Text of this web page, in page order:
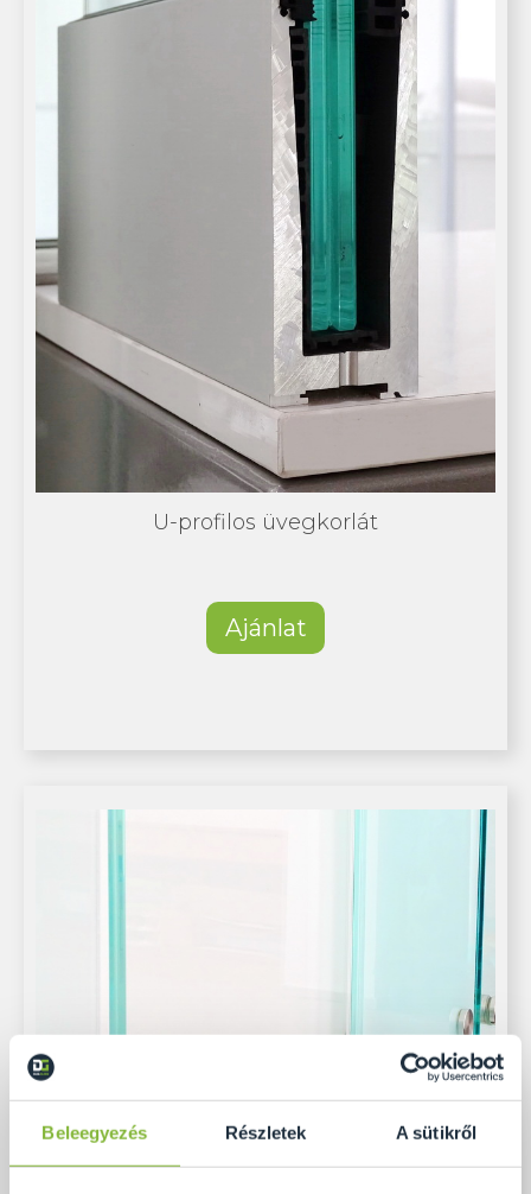
Beleegyezés Részletek A sütikről
U-profilos üvegkorlát
Ajánlat